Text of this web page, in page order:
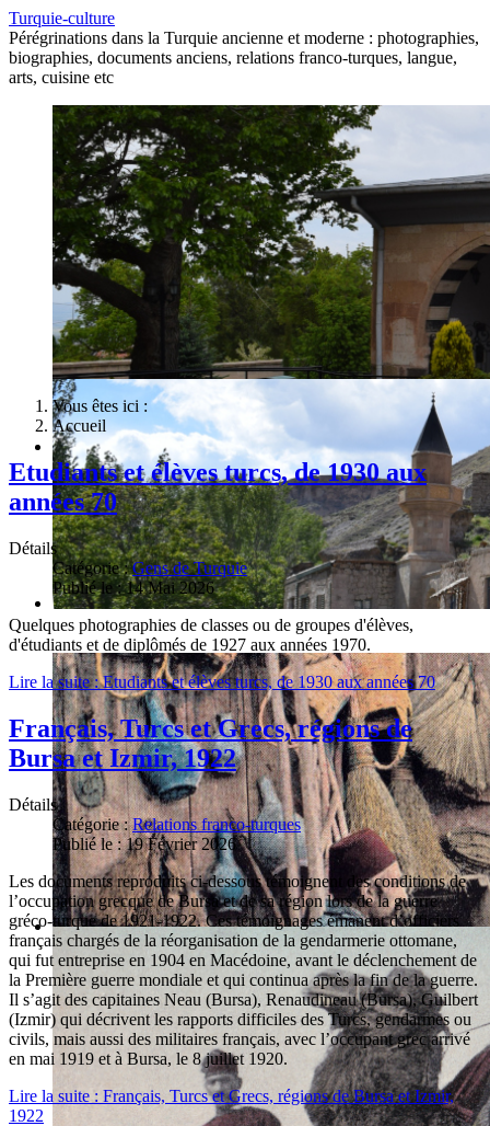
Turquie-culture
Pérégrinations dans la Turquie ancienne et moderne : photographies,
biographies, documents anciens, relations franco-turques, langue,
arts, cuisine etc
Vous êtes ici :
Accueil
Etudiants et élèves turcs, de 1930 aux
années 70
Détails
Catégorie :Gens de Turquie
Publié le : 14 Mai 2026
Quelques photographies de classes ou de groupes d'élèves,
d'étudiants et de diplômés de 1927 aux années 1970.
Lire la suite : Etudiants et élèves turcs, de 1930 aux années 70
Français, Turcs et Grecs, régions de
Bursa et Izmir, 1922
Détails
Catégorie :Relations franco-turques
Publié le : 19 Février 2026
Les documents reproduits ci-dessous témoignent des conditions de
l’occupation grecque de Bursa et de sa région lors de la guerre
gréco-turque de 1921-1922. Ces témoignages émanent d’officiers
français chargés de la réorganisation de la gendarmerie ottomane,
qui fut entreprise en 1904 en Macédoine, avant le déclenchement de
la Première guerre mondiale et qui continua après la fin de la guerre.
Il s’agit des capitaines Neau (Bursa), Renaudineau (Bursa), Guilbert
(Izmir) qui décrivent les rapports difficiles des Turcs, gendarmes ou
civils, mais aussi des militaires français, avec l’occupant grec arrivé
en mai 1919 et à Bursa, le 8 juillet 1920.
Lire la suite : Français, Turcs et Grecs, régions de Bursa et Izmir,
1922